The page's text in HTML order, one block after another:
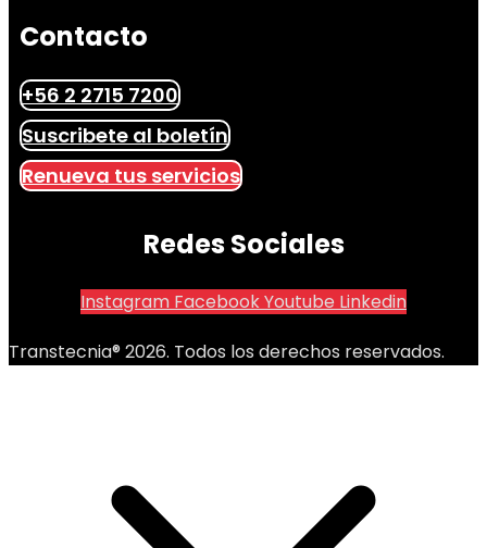
Contacto
+56 2 2715 7200
Suscribete al boletín
Renueva tus servicios
Redes Sociales
Instagram FacebookYoutube Linkedin
Transtecnia® 2026. Todos los derechos reservados.